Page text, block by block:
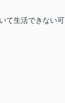
て生活できない可